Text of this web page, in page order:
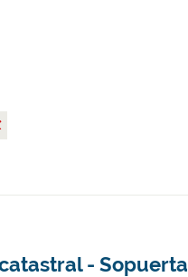
- Sopuerta